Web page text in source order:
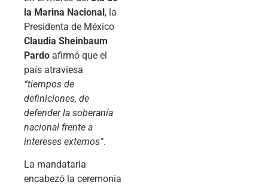
la Marina Nacional, la
Presidenta de México
Claudia Sheinbaum
Pardo afirmó que el
país atraviesa
“tiempos de
definiciones, de
defender la soberanía
nacional frente a
intereses externos”.
La mandataria
encabezó la ceremonia